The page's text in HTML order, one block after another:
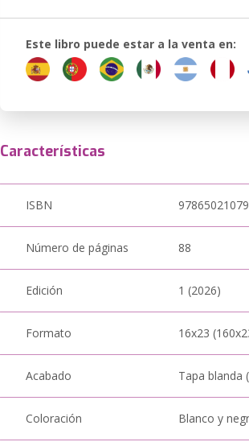
Este libro puede estar a la venta en:
Características
ISBN
Número de páginas 88
Edición 1 (2026)
Formato 16x23
Acabado Tapa blanda
Coloración Blanco y